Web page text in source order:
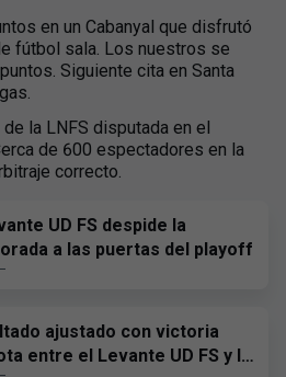
en un Cabanyal que disfrutó
fútbol sala. Los nuestros se
Siguiente cita en Santa
la LNFS disputada en el
de 600 espectadores en la
correcto.
UD FS despide la
a las puertas del playoff
ajustado con victoria
entre el Levante UD FS y la